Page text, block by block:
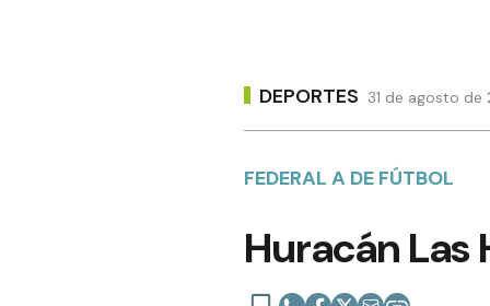
DEPORTES 31 de agosto
FEDERAL A DE FÚTBOL
Huracán Las